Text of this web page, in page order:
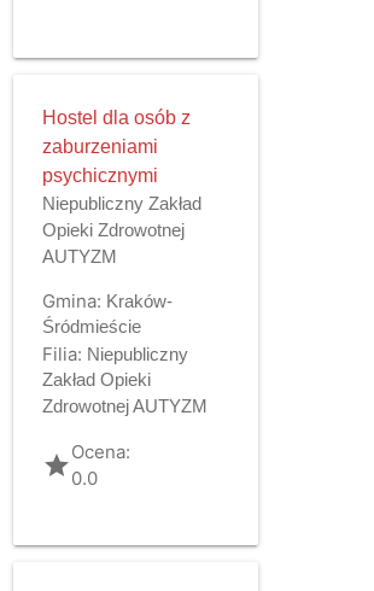
Hostel dla osób z
zaburzeniami
psychicznymi
Niepubliczny Zakład
Opieki Zdrowotnej
AUTYZM
Gmina: Kraków-
Śródmieście
Filia: Niepubliczny
Zakład Opieki
Zdrowotnej AUTYZM
gradeOcena:
0.0